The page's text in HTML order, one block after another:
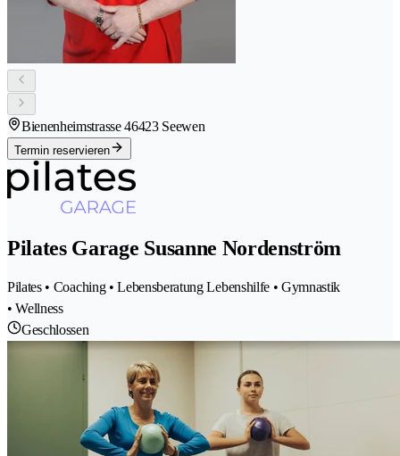
Bienenheimstrasse 46423 Seewen
Termin reservieren
Pilates Garage Susanne Nordenström
Pilates • Coaching • Lebensberatung Lebenshilfe • Gymnastik
• Wellness
Geschlossen